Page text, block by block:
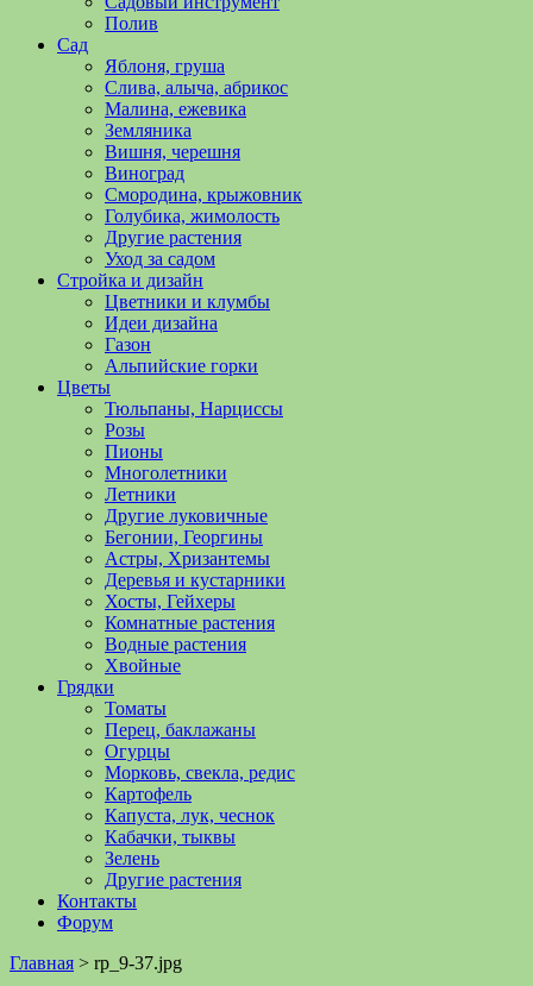
уходу
овощами,
растениями
Поможем
обустройстве
выращивании
Полив
Сад
Яблоня, груша
Слива, алыча, абрикос
Малина, ежевика
Земляника
Вишня, черешня
Виноград
Смородина, крыжовник
Голубика, жимолость
Другие растения
Уход за садом
Стройка и дизайн
Цветники и клумбы
Идеи дизайна
Газон
Альпийские горки
Цветы
Тюльпаны, Нарциссы
Розы
Пионы
Многолетники
Летники
Другие луковичные
Бегонии, Георгины
Астры, Хризантемы
Деревья и кустарники
Хосты, Гейхеры
Комнатные растения
Водные растения
Хвойные
Грядки
Томаты
Перец, баклажаны
Огурцы
Морковь, свекла, редис
Картофель
Капуста, лук, чеснок
Кабачки, тыквы
Зелень
Другие растения
Контакты
Форум
Главная > rp_9-37.jpg